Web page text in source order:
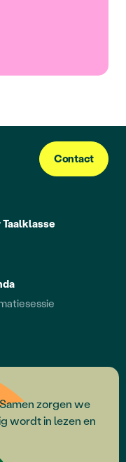
Contact
Taalklasse
zorgen we
wordt in lezen en